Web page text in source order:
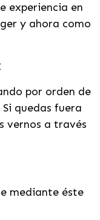
experiencia en
y ahora como
por orden de
quedas fuera
vernos a través
mediante éste